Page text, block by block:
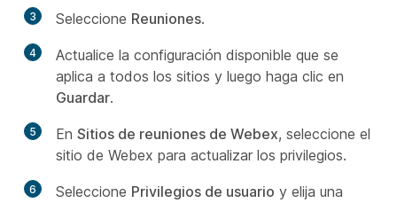
3 Seleccione Reuniones.
4
Actualice la configuración disponible que se
aplica a todos los sitios y luego haga clic en
Guardar.
5 En Sitios de reuniones de Webex, seleccione el
sitio de Webex para actualizar los privilegios.
6 Seleccione Privilegios de usuario y elija una